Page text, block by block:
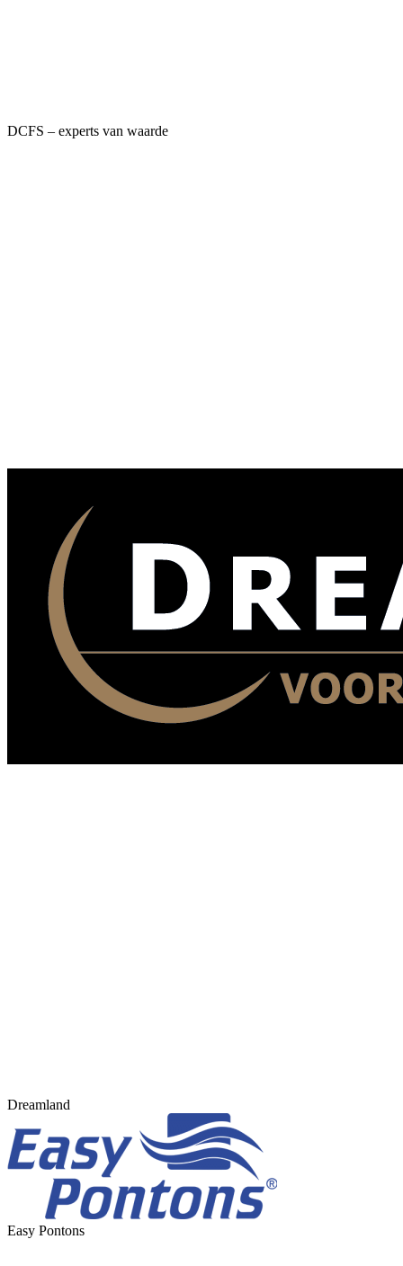
DCFS – experts van waarde
Dreamland
Easy Pontons